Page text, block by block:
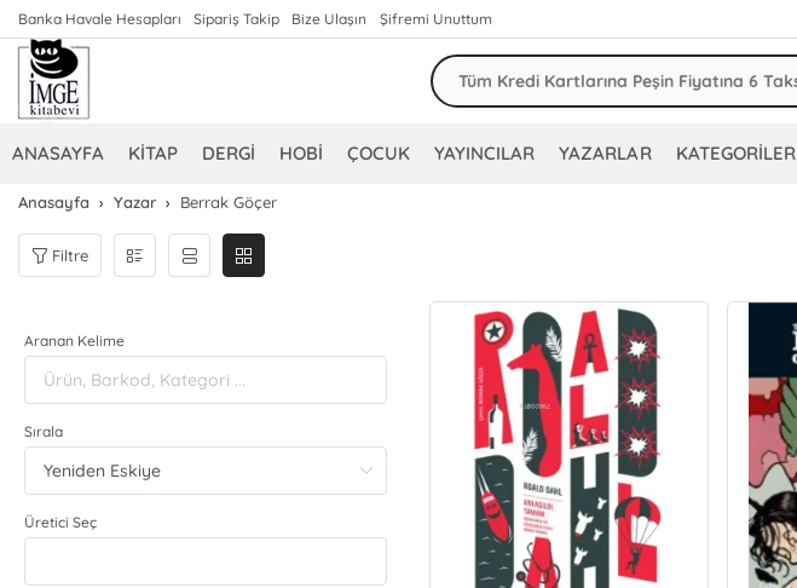
Banka Havale Hesapları Sipariş Takip Bize Ulaşın Şifremi Unuttum
ANASAYFA KİTAP DERGİ HOBİ ÇOCUK YAYINCILAR YAZARLAR KATEGORİLER
Anasayfa Yazar Berrak Göçer
Filtre
Aranan Kelime
Sırala
Üretici Seç